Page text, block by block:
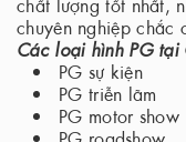
chuyên nghiệp chắc
Các loại hình PG
PG sự kiện
PG triễn lãm
PG motor show
PG roadshow